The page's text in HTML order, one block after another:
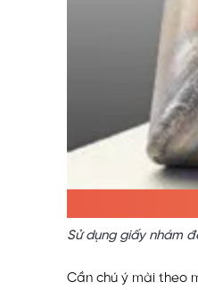
Sử dụng giấy nhám
Cần chú ý mài theo